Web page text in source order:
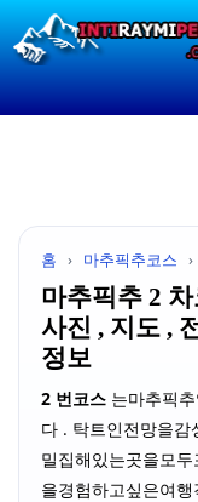
홈 › 마추픽추코스 ›
마추픽추 2
사진 , 지도 ,
정보
2 번코스 는마추픽
다 . 탁트인전망을감
밀집해있는곳을모
을경험하고싶은여